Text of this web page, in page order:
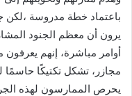
باعتماد خطة مدروسة ،لكن
يرون أن معظم الجنود
أوامر مباشرة، إنهم
مجازر، تشكل تكتيكًا
يحرص الممارسون لهذه